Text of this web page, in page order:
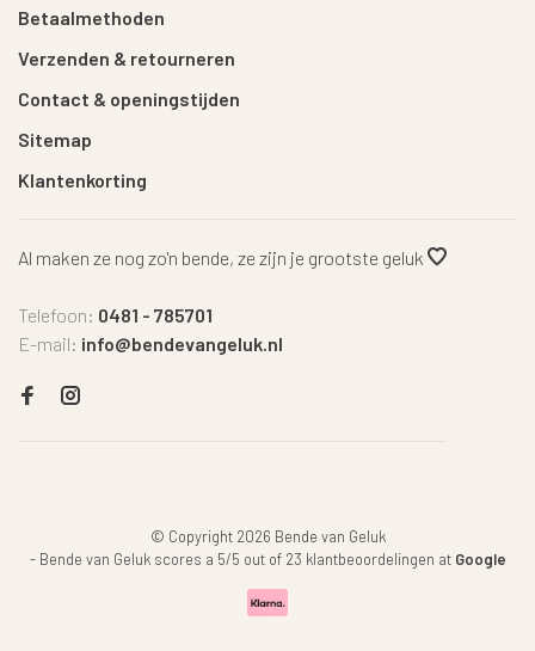
Betaalmethoden
Verzenden & retourneren
Contact & openingstijden
Sitemap
Klantenkorting
Al maken ze nog zo'n bende, ze zijn je grootste geluk
Telefoon: 0481 - 785701
E-mail: info@bendevangeluk.nl
© Copyright 2026 Bende van Geluk
- Bende van Geluk scores a 5/5 out of 23 klantbeoordelingen at Google